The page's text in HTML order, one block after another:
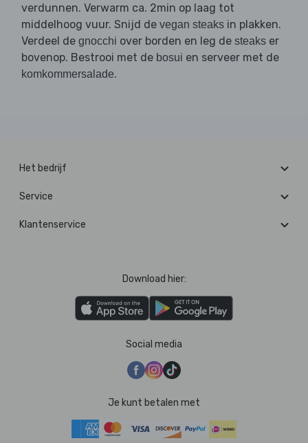
verdunnen. Verwarm ca. 2min op laag tot
middelhoog vuur. Snijd de vegan steaks in plakken.
Verdeel de gnocchi over borden en leg de steaks er
bovenop. Bestrooi met de bosui en serveer met de
komkommersalade.
Het bedrijf
Service
Klantenservice
Download hier:
Social media
Je kunt betalen met